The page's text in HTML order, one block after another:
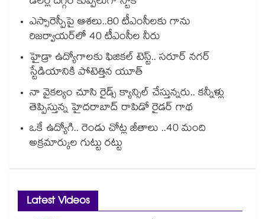
ఎస్సారెస్పీపై ఆశలు..80 టీఎంసీలకు గాను
రిజర్వాయర్‌‌‌‌‌‌‌‌‌‌‌‌‌‌‌‌లో 40 టీఎంసీల నీరు
హైడ్రా ఉద్యోగాలకు ఫిజికల్ టెస్ట్.. సరూర్ నగర్
స్టేడియానికి పోటెత్తిన యూత్
నా వైకల్యం చూసి రైడ్స్ క్యాన్సిల్ చేస్తున్నరు.. కన్నీళ్లు
తెప్పిస్తున్న హైదరాబాద్ రాపిడో రైడర్ గాథ
ఒకే ఉద్యోగి.. రెండు చోట్ల జీతాలు ..40 మంది
అక్రమార్కుల గుట్టు రట్టు
Latest Videos